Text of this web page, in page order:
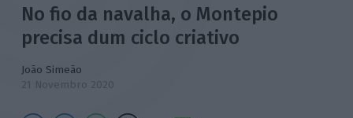
No fio da navalha, o Montepio
precisa dum ciclo criativo
João Simeão
21 Novembro 2020